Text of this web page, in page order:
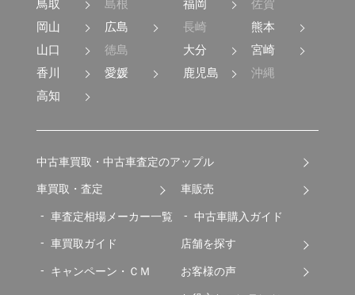
鳥取
島根
岡山
広島
山口
徳島
香川
愛媛
高知
福岡
佐賀
長崎
熊本
大分
宮崎
鹿児島
沖縄
中古車買取・中古車査定のアップル
車買取・査定
車査定相場メーカー一覧
車買取ガイド
キャンペーン・ＣＭ
車販売
中古車購入ガイド
店舗を探す
お客様の声